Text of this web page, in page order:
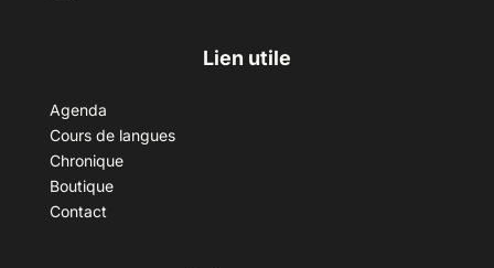
Lien utile
Agenda
Cours de langues
Chronique
Boutique
Contact